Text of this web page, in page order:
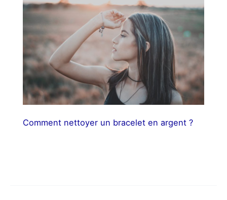
Comment nettoyer un bracelet en argent ?